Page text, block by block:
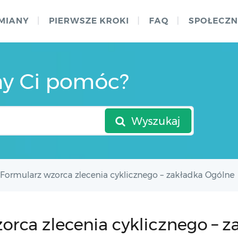
PIERWSZE KROKI FAQ
Ci pomóc?
Wyszukaj
Formularz wzorca zlecenia cyklicznego – zakładka Ogólne
zlecenia cyklicznego –